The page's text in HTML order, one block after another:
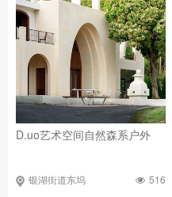
D.uo艺术空间自然森系户外
银湖街道东坞 516